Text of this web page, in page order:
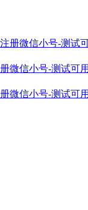
微信小号-测试可
微信小号-测试可